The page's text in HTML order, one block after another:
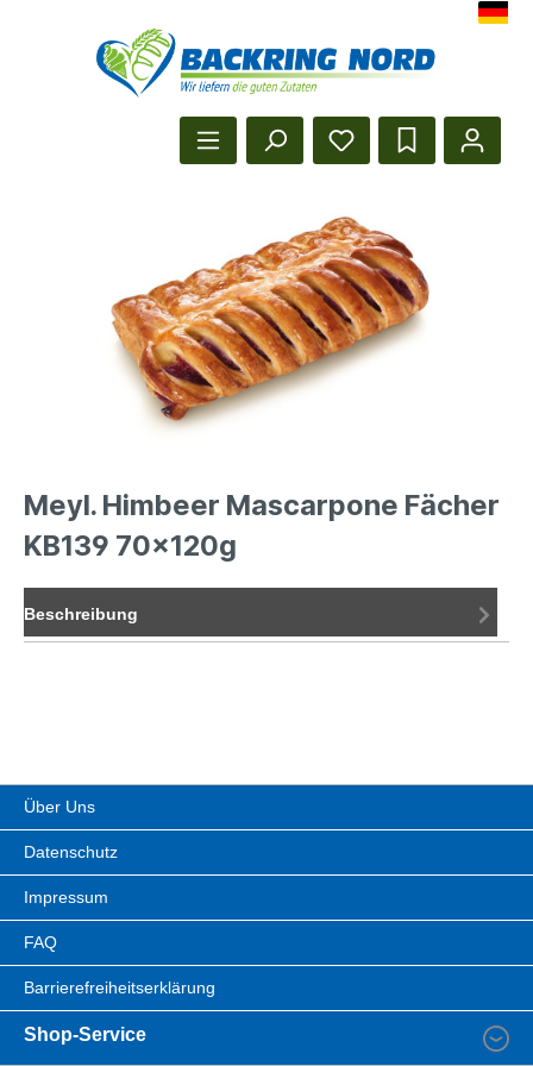
Herzlich Willkommen beim
Meyl. Himbeer Mascarpone Fächer
KB139 70x120g
Beschreibung
Über Uns
Datenschutz
Impressum
FAQ
Barrierefreiheitserklärung
Shop-Service